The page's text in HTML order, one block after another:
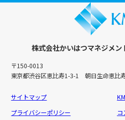
株式会社かいはつマネジメン
〒150-0013
東京都渋谷区恵比寿1-3-1 朝日生命恵比
サイトマップ
プライバシーポリシー
コ